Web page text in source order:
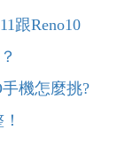
跟Reno10
手機怎麼挑?